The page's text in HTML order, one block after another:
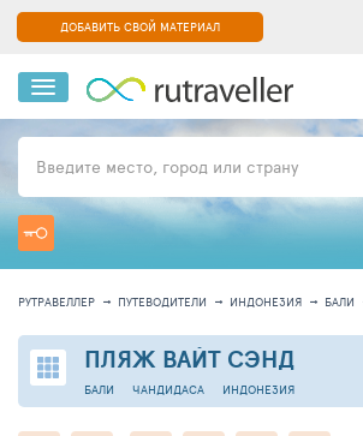
ДОБАВИТЬ СВОЙ МАТЕРИАЛ
Введите место, город или страну
РУТРАВЕЛЛЕР ПУТЕВОДИТЕЛИ ИНДОНЕЗИЯ БАЛИ
ПЛЯЖ ВАЙТ СЭНД
ИНДОНЕЗИЯ
БАЛИ ЧАНДИДАСА